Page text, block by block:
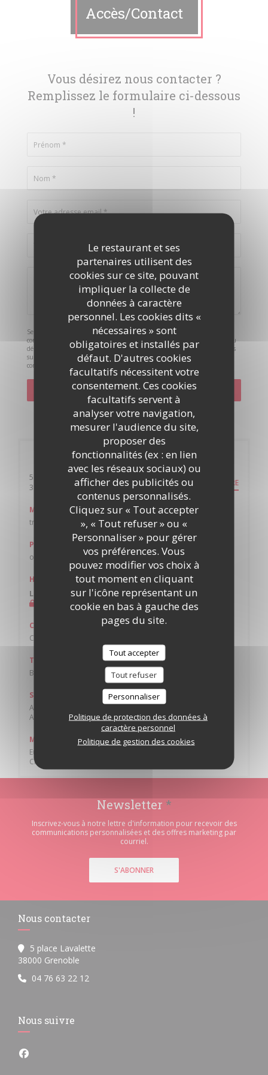
Le restaurant et ses
partenaires utilisent des
cookies sur ce site, pouvant
impliquer la collecte de
données à caractère
personnel. Les cookies dits «
nécessaires » sont
obligatoires et installés par
défaut. D'autres cookies
facultatifs nécessitent votre
consentement. Ces cookies
facultatifs servent à
analyser votre navigation,
mesurer l'audience du site,
proposer des
fonctionnalités (ex : en lien
avec les réseaux sociaux) ou
afficher des publicités ou
contenus personnalisés.
Cliquez sur « Tout accepter
», « Tout refuser » ou «
Personnaliser » pour gérer
vos préférences. Vous
pouvez modifier vos choix à
tout moment en cliquant
sur l'icône représentant un
cookie en bas à gauche des
pages du site.
Tout accepter
Tout refuser
Personnaliser
Politique de protection des données à
caractère personnel
Politique de gestion des cookies
Accès/Contact
Vous désirez nous contacter ?
Remplissez le formulaire ci-dessous
!
Selon l'article L.223-2 du code de la consommation, il est rappelé que le
consommateur peut user de son droit à s'inscrire sur la liste d'opposition au
démarchage téléphonique Bloctel :bloctel.gouv.fr . Pour plus d'informations
sur le traitement de vos données, consultez notrepolitique de
confidentialité
Infos pratiques
5 place Lavalette
38000 Grenoble((ouvre une nouvelle fenêtre)) ITINÉRAIRE
Métro
tram B arret notre dame
Parking
oui
Horaires
Lun
Cuisine
Cuisine du Monde, Française Traditionnelle
Type de restaurant
Bar Brasserie Restaurant
Services
Air conditionné - Climatisation, Menus enfants, Ascenseur,
Accès aux personnes à mobilité réduite, Accès Wifi, Terrasse
Moyens de paiement
Eurocard/Mastercard, Titres restaurant, Espèces, Visa,
Chèques Vacances, American Express, Carte Bleue
Newsletter *
Inscrivez-vous à notre lettre d'information pour recevoir des
communications personnalisées et des offres marketing par
courriel.
S'ABONNER
Nous contacter
5 place Lavalette
38000 Grenoble
04 76 63 22 12
Nous suivre
Facebook ((ouvre une nouvelle fenêtre))